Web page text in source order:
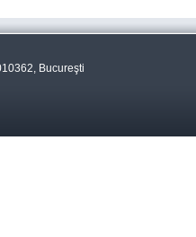
Bucureşti